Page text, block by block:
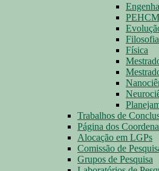
PEHCM
Filosofia
Física
Trabalhos de
Página dos
Alocação em LGPs
Comissão de
Grupos de Pesquisa